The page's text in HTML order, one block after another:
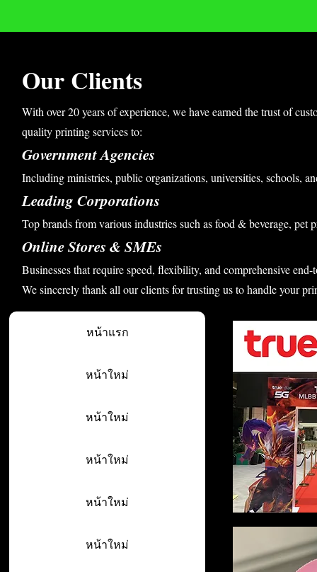
Our Clients
With over 20 years of experience, we have earned the trust of
quality printing services to:
Government Agencies
Including ministries, public organizations, universities, schools,
Leading Corporations
Top brands from various industries such as food & beverage, pet
Online Stores & SMEs
Businesses that require speed, flexibility, and comprehensive
We sincerely thank all our clients for trusting us to handle your
หน้าแรก
หน้าใหม่
หน้าใหม่
หน้าใหม่
หน้าใหม่
หน้าใหม่